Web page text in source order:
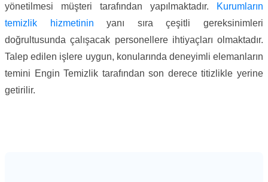
yönetilmesi müşteri tarafından yapılmaktadır.
Kurumların
temizlik hizmetininyanı sıra çeşitli gereksinimleri
doğrultusunda çalışacak personellere ihtiyaçları olmaktadır.
Talep edilen işlere uygun, konularında deneyimli elemanların
temini Engin Temizlik tarafından son derece titizlikle yerine
getirilir.